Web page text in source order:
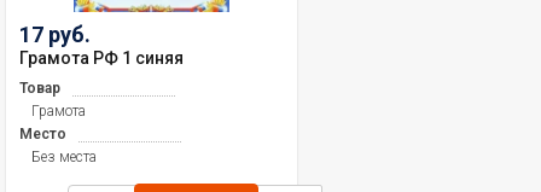
17 руб.
Грамота РФ 1 синяя
Товар
Грамота
Место
Без места